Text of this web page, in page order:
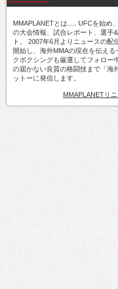
MMAPLANETとは..... UFCを始め
の大会情報、試合レポート、選手
ト。 2007年6月よりニュースの
開始し、海外MMAの現在を伝え
クボクシングも厳選してフォロー
の届かない良質の格闘技まで「海
ットーに発信します。
MMAPLANETリ